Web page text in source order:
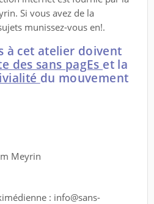
Si vous avez de la
munissez-vous en!.
à cet atelier doivent
des sans pagEs et la
du mouvement
Meyrin
: info@sans-